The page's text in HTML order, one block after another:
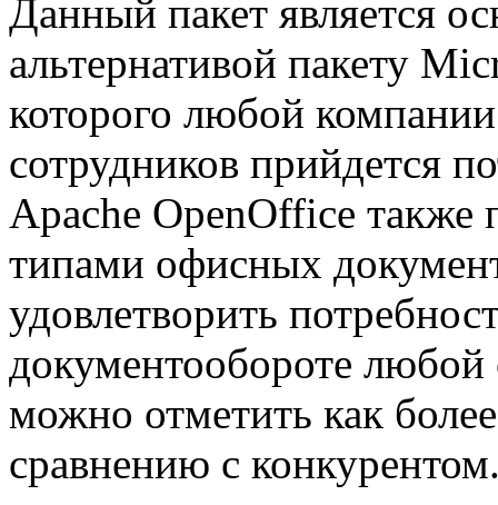
Данный пакет является
альтернативой пакету
которого любой
сотрудников прийдется
Apache OpenOffice также
типами офисных
удовлетворить
документообороте любой
можно отметить как
сравнению с